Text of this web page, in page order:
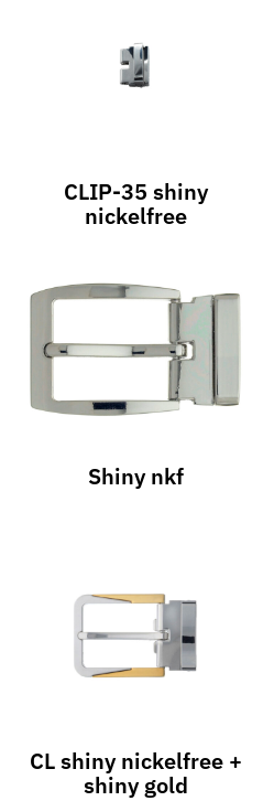
CLIP-35 shiny
nickelfree
Shiny nkf
CL shiny nickelfree +
shiny gold